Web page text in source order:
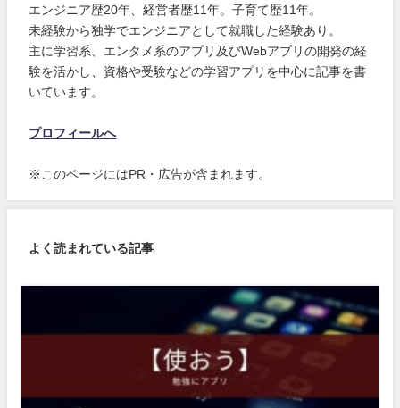
エンジニア歴20年、経営者歴11年。子育て歴11年。
未経験から独学でエンジニアとして就職した経験あり。
主に学習系、エンタメ系のアプリ及びWebアプリの開発の経
験を活かし、資格や受験などの学習アプリを中心に記事を書
いています。
プロフィールへ
※このページにはPR・広告が含まれます。
よく読まれている記事